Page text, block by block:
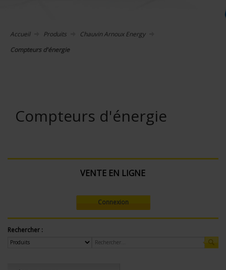
Accueil Produits
Chauvin Arnoux Energy
Compteurs d'énergie
Compteurs d'énergie
VENTE EN LIGNE
Connexion
Rechercher :